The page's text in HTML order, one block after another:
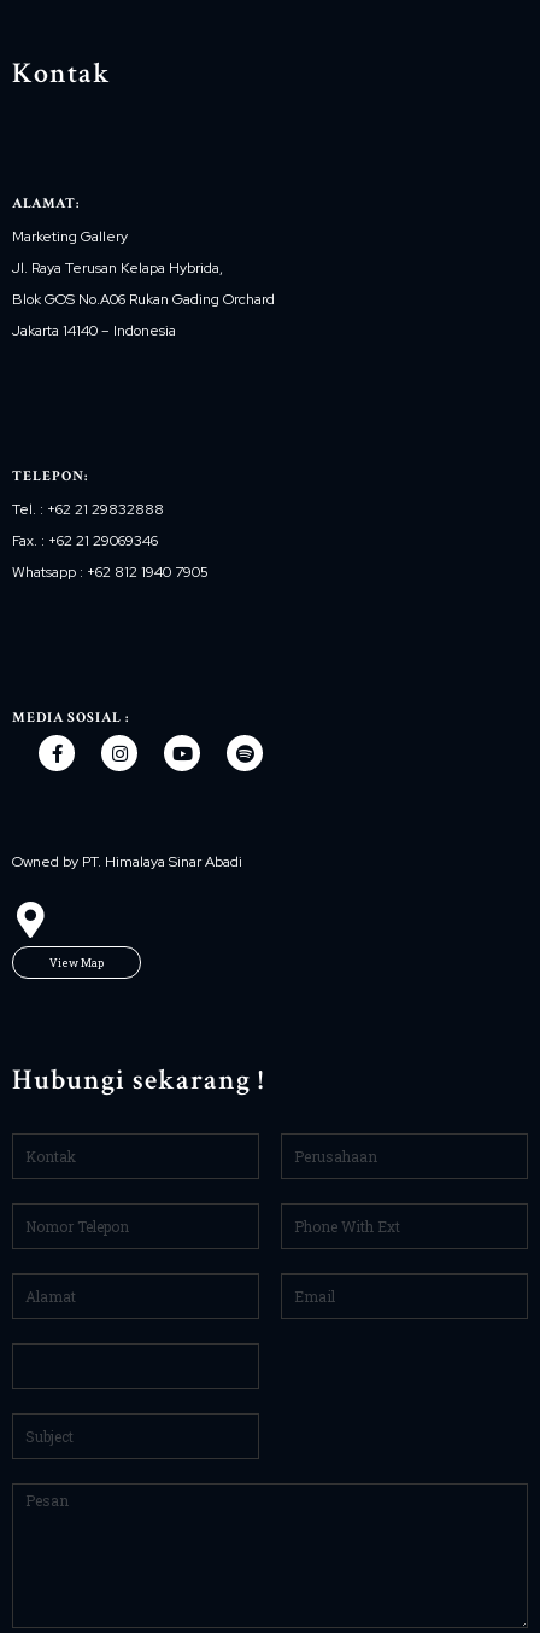
Kontak
ALAMAT:
Marketing Gallery
Jl. Raya Terusan Kelapa Hybrida,
Blok GOS No.A06 Rukan Gading Orchard
Jakarta 14140 – Indonesia
TELEPON:
Tel. : +62 21 29832888
Fax. : +62 21 29069346
Whatsapp : +62 812 1940 7905
MEDIA SOSIAL :
Owned by PT. Himalaya Sinar Abadi
View Map
Hubungi sekarang !